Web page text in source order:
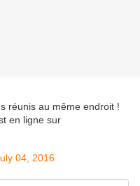
réunis au même endroit !
en ligne sur
04, 2016